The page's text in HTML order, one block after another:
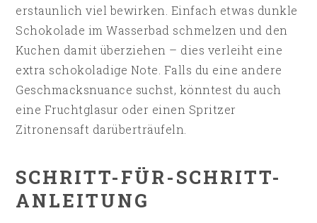
erstaunlich viel bewirken. Einfach etwas dunkle
Schokolade im Wasserbad schmelzen und den
Kuchen damit überziehen – dies verleiht eine
extra schokoladige Note. Falls du eine andere
Geschmacksnuance suchst, könntest du auch
eine Fruchtglasur oder einen Spritzer
Zitronensaft darüberträufeln.
SCHRITT-FÜR-SCHRITT-
ANLEITUNG